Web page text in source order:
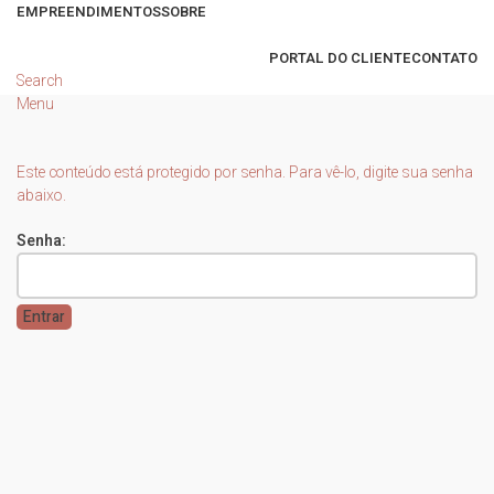
EMPREENDIMENTOSSOBRE
PORTAL DO CLIENTECONTATO
Search
Menu
Este conteúdo está protegido por senha. Para vê-lo, digite sua senha
abaixo.
Senha: